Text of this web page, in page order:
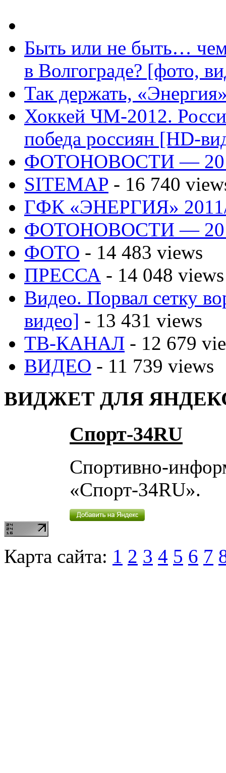
Быть или не быть…
в Волгограде? [фото,
Так держать,
Хоккей ЧМ-2012.
победа россиян [HD-
ФОТОНОВОСТИ —
SITEMAP - 16 740
ГФК «ЭНЕРГИЯ»
ФОТОНОВОСТИ —
ФОТО - 14 483 views
ПРЕССА - 14 048 views
Видео. Порвал сетку
видео] - 13 431 views
ТВ-КАНАЛ - 12 679
ВИДЕО - 11 739 views
ВИДЖЕТ ДЛЯ
Спорт-34RU
Спортивно-
«Спорт-34RU».
Карта сайта: 1 2 3 4 5 6 7